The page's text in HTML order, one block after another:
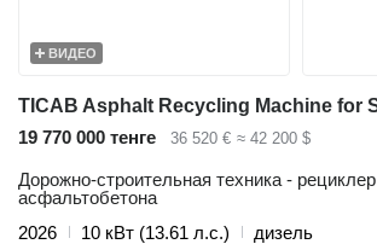
ВИДЕО
19 770 000 тенге 36 520 € ≈ 42 200 $
Дорожно-строительная техника - рециклер
асфальтобетона
2026
10 кВт (13.61 л.с.)
дизель